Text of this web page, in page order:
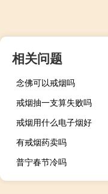
相关问题
念佛可以戒烟吗
戒烟抽一支算失败吗
戒烟用什么电子烟好
有戒烟药卖吗
普宁春节冷吗